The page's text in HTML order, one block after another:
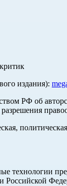
издания):
РФ об
Российской